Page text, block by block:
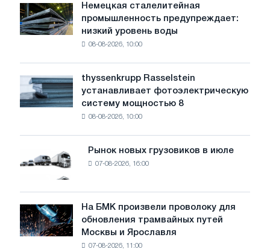
Немецкая
сталелитейная
промышленность
предупреждает:
воды
угрожает
Немецкая сталелитейная
промышленность предупреждает:
низкий уровень воды
08-08-2026, 10:00
thyssenkrupp
Rasselstein
устанавливает
фотоэлектрическую
целей
обезуглероживания
thyssenkrupp Rasselstein
устанавливает фотоэлектрическую
систему мощностью 8
08-08-2026, 10:00
Рынок
новых
грузовиков
в
июле
Рынок новых грузовиков в июле
07-08-2026, 16:00
На
БМК
произвели
На БМК произвели проволоку для
обновления трамвайных путей
Москвы и Ярославля
07-08-2026, 11:00